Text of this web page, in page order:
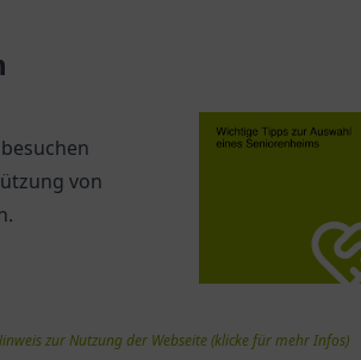
von
zur Nutzung der Webseite (klicke für mehr Infos)